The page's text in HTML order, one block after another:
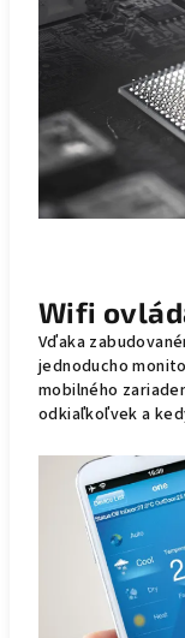
Wifi
Vďaka
jednoducho
mobilného
odkiaľkoľvek a